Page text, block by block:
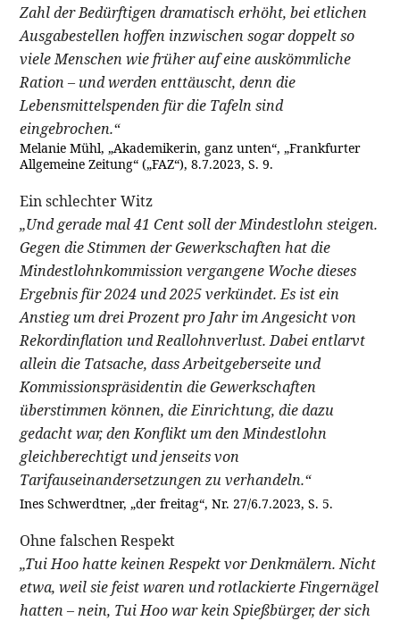
Zahl der Bedürftigen dramatisch erhöht, bei etlichen
Ausgabestellen hoffen inzwischen sogar doppelt so
viele Menschen wie früher auf eine auskömmliche
Ration – und werden enttäuscht, denn die
Lebensmittelspenden für die Tafeln sind
eingebrochen.“
Melanie Mühl, „Akademikerin, ganz unten“, „Frankfurter
Allgemeine Zeitung“ („FAZ“), 8.7.2023, S. 9.
Ein schlechter Witz
„Und gerade mal 41 Cent soll der Mindestlohn steigen.
Gegen die Stimmen der Gewerkschaften hat die
Mindestlohnkommission vergangene Woche dieses
Ergebnis für 2024 und 2025 verkündet. Es ist ein
Anstieg um drei Prozent pro Jahr im Angesicht von
Rekordinflation und Reallohnverlust. Dabei entlarvt
allein die Tatsache, dass Arbeitgeberseite und
Kommissionspräsidentin die Gewerkschaften
überstimmen können, die Einrichtung, die dazu
gedacht war, den Konflikt um den Mindestlohn
gleichberechtigt und jenseits von
Tarifauseinandersetzungen zu verhandeln.“
Ines Schwerdtner, „der freitag“, Nr. 27/6.7.2023, S. 5.
Ohne falschen Respekt
„Tui Hoo hatte keinen Respekt vor Denkmälern. Nicht
etwa, weil sie feist waren und rotlackierte Fingernägel
hatten – nein, Tui Hoo war kein Spießbürger, der sich